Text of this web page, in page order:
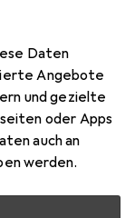
Daten
Angebote
und gezielte
oder Apps
auch an
werden.
PG 21